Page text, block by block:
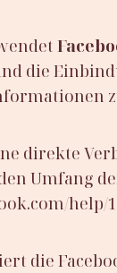
die
direkte
Umfang
help/
die